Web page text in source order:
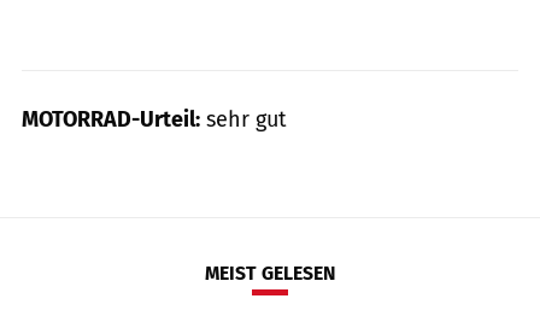
MOTORRAD-Urteil: sehr gut
MEIST GELESEN